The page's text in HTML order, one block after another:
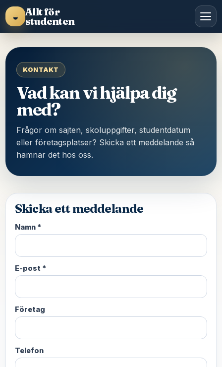
◒ Allt för
studenten
KONTAKT
Vad kan vi hjälpa dig
med?
Frågor om sajten, skoluppgifter, studentdatum
eller företagsplatser? Skicka ett meddelande så
hamnar det hos oss.
Skicka ett meddelande
Namn *
E-post *
Företag
Telefon